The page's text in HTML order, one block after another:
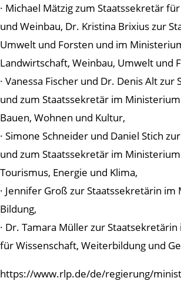
· Michael Mätzig zum Staatssekretär
und Weinbau, Dr. Kristina Brixius zur
Umwelt und Forsten und im
Landwirtschaft, Weinbau, Umwelt und
· Vanessa Fischer und Dr. Denis Alt zur
und zum Staatssekretär im
Bauen, Wohnen und Kultur,
· Simone Schneider und Daniel Stich
und zum Staatssekretär im
Tourismus, Energie und Klima,
· Jennifer Groß zur Staatssekretärin
Bildung,
· Dr. Tamara Müller zur
für Wissenschaft, Weiterbildung und
https://www.rlp.de/de/regierung/